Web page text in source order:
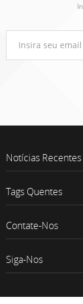
Notícias Recentes
Tags Quentes
Contate-Nos
Siga-Nos